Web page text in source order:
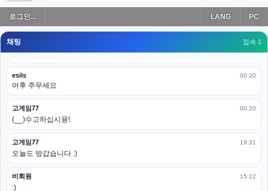
로그인... PC
LANG
채팅 접속 1
esils 00:19
모바일로 보는데도 좀 불편하더라구요
고게임77 00:19
아 ㅋㅋ 내일도 심심하면 들리겠습니다. 벌써 12시가 넘었었네요
esils 00:20
어후 주무세요
고게임77 00:20
(__)수고하십시용!
고게임77 19:31
오늘도 방갑습니다 :)
비회원 15:12
:)